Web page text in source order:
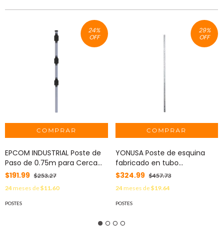
24%
OFF
EPCOM INDUSTRIAL Poste de
Paso de 0.75m para Cerca
Electrificada. Tubo
con Tapón y 3 Aisladores
Instalados. MOD: SYS-POST-7
$191.99 $253.27
24meses de$11.60
POSTES
29%
OFF
YONUSA Poste de esquina
fabricado en tubo
galvanizado con 5 aisladores
$324.99 $457.73
24meses de$19.64
POSTES